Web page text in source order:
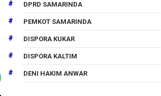
DPRD SAMARINDA
PEMKOT SAMARINDA
DISPORA KUKAR
DISPORA KALTIM
DENI HAKIM ANWAR